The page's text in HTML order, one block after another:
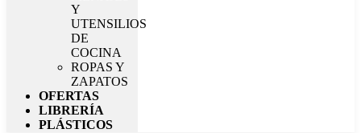
Y
UTENSILIOS
DE
COCINA
ROPAS Y
ZAPATOS
OFERTAS
LIBRERÍA
PLÁSTICOS